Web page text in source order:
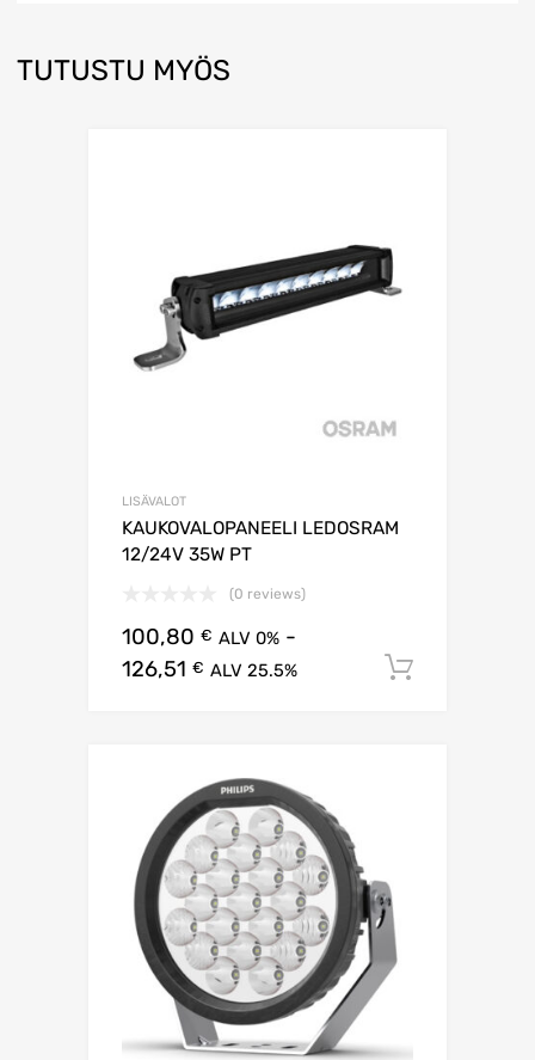
TUTUSTU MYÖS
LISÄVALOT
KAUKOVALOPANEELI LEDOSRAM
12/24V 35W PT
(0 reviews)
100,80 € ALV 0% -
126,51 € ALV 25.5%